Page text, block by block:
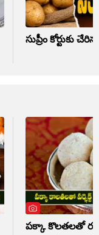
సుప్రీం కోర్టుకు
పక్కా కొలతలతో రవ్వ